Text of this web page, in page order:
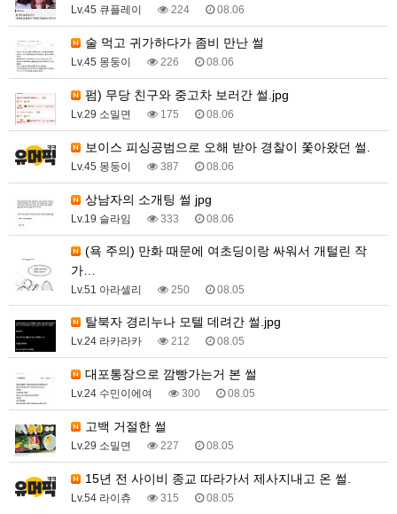
Lv.45 큐플레이 224 08.06
술 먹고 귀가하다가 좀비 만난 썰
Lv.45 몽둥이 226 08.06
펌) 무당 친구와 중고차 보러간 썰.jpg
Lv.29 소밀면 175 08.06
보이스 피싱공범으로 오해 받아 경찰이 쫓아왔던 썰.
Lv.45 몽둥이 387 08.06
상남자의 소개팅 썰 jpg
Lv.19 슬라임 333 08.06
가…
Lv.51 아라셀리 250 08.05
탈북자 경리누나 모텔 데려간 썰.jpg
Lv.24 라카라카 212 08.05
대포통장으로 깜빵가는거 본 썰
Lv.24 수민이에여 300 08.05
고백 거절한 썰
Lv.29 소밀면 227 08.05
15년 전 사이비 종교 따라가서 제사지내고 온 썰.
Lv.54 라이츄 315 08.05